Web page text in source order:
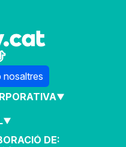
nosaltres
DE: